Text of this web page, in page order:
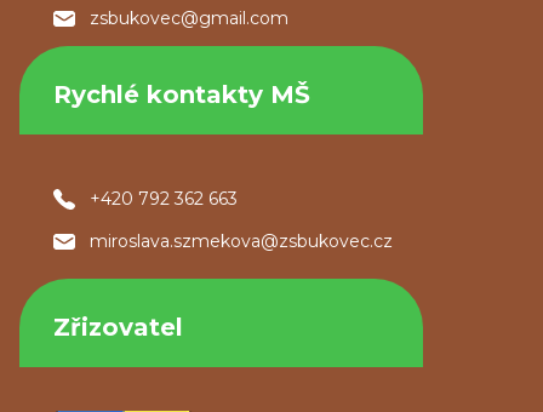
zsbukovec@gmail.com
Rychlé kontakty MŠ
+420 792 362 663
miroslava.szmekova@zsbukovec.cz
Zřizovatel